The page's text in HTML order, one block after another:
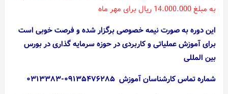
به مبلغ 14.000.000 ریال برای مهر ماه
این دوره به صورت نیمه خصوصی برگزار شده و فرصت خوبی است
برای آموزش عملیاتی و کاربردی در حوزه سرمایه گذاری در بورس
بین المللی
شماره تماس کارشناسان آموزش ۰۹۱۳۵۴۷۶۲۸۵-۰۳۱۳۳۸۳